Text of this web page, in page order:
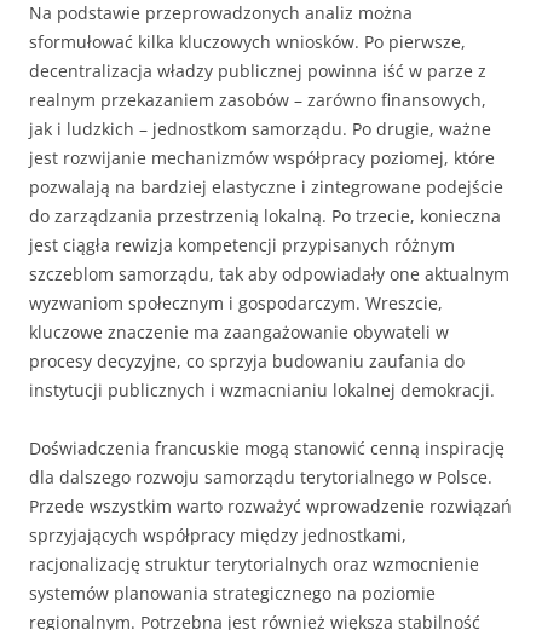
Na podstawie przeprowadzonych analiz można
sformułować kilka kluczowych wniosków. Po pierwsze,
decentralizacja władzy publicznej powinna iść w parze z
realnym przekazaniem zasobów – zarówno finansowych,
jak i ludzkich – jednostkom samorządu. Po drugie, ważne
jest rozwijanie mechanizmów współpracy poziomej, które
pozwalają na bardziej elastyczne i zintegrowane podejście
do zarządzania przestrzenią lokalną. Po trzecie, konieczna
jest ciągła rewizja kompetencji przypisanych różnym
szczeblom samorządu, tak aby odpowiadały one aktualnym
wyzwaniom społecznym i gospodarczym. Wreszcie,
kluczowe znaczenie ma zaangażowanie obywateli w
procesy decyzyjne, co sprzyja budowaniu zaufania do
instytucji publicznych i wzmacnianiu lokalnej demokracji.
Doświadczenia francuskie mogą stanowić cenną inspirację
dla dalszego rozwoju samorządu terytorialnego w Polsce.
Przede wszystkim warto rozważyć wprowadzenie rozwiązań
sprzyjających współpracy między jednostkami,
racjonalizację struktur terytorialnych oraz wzmocnienie
systemów planowania strategicznego na poziomie
regionalnym. Potrzebna jest również większa stabilność